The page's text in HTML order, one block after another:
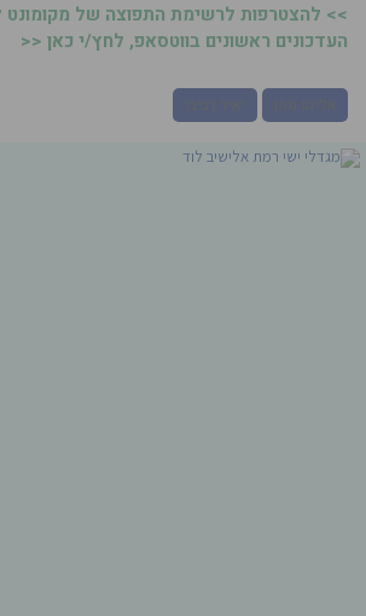
>> להצטרפות לרשימת התפוצה של מקומונט
העדכונים ראשונים בווטסאפ, לחץ/י כאן <<